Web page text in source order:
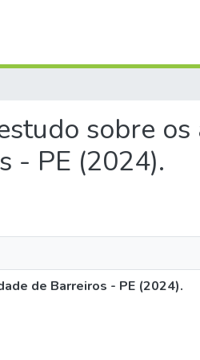
sobre os
- PE (2024).
de Barreiros - PE (2024).